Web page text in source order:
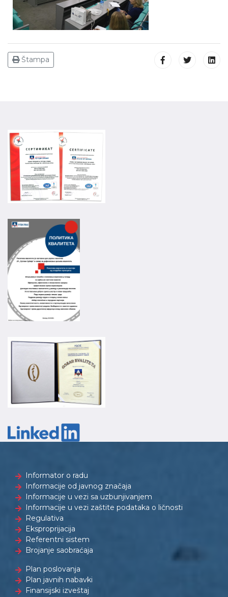
Štampa
Informator o radu
Informacije od javnog značaja
Informacije u vezi sa uzbunjivanjem
Informacije u vezi zaštite podataka o ličnosti
Regulativa
Eksproprijacija
Referentni sistem
Brojanje saobraćaja
Plan poslovanja
Plan javnih nabavki
Finansijski izveštaj